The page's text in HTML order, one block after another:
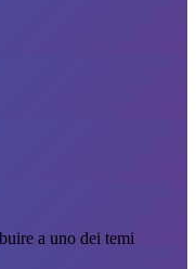
a uno dei temi